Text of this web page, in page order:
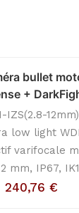
bullet
+
IZS(2.8-
low light
varifocale
mm, IP67,
240,76 €